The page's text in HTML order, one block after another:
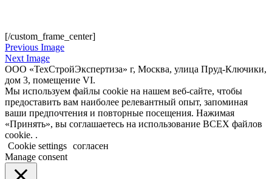
[/custom_frame_center]
Previous Image
Next Image
ООО «ТехСтройЭкспертиза» г, Москва, улица Пруд-Ключики,
дом 3, помещение VI.
Мы используем файлы cookie на нашем веб-сайте, чтобы
предоставить вам наиболее релевантный опыт, запоминая
ваши предпочтения и повторные посещения. Нажимая
«Принять», вы соглашаетесь на использование ВСЕХ файлов
cookie. .
Cookie settings согласен
Manage consent